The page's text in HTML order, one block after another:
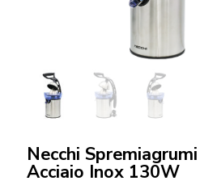
Necchi
Acciaio Inox 130W